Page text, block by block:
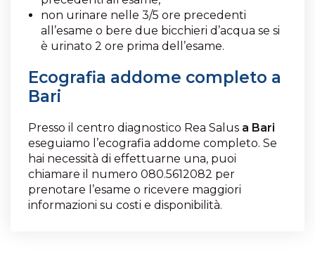
non urinare nelle 3/5 ore precedenti
all’esame o bere due bicchieri d’acqua se si
è urinato 2 ore prima dell’esame.
Ecografia addome completo a
Bari
Presso il centro diagnostico Rea Salus a Bari
eseguiamo l’ecografia addome completo. Se
hai necessità di effettuarne una, puoi
chiamare il numero 080.5612082 per
prenotare l’esame o ricevere maggiori
informazioni su costi e disponibilità.